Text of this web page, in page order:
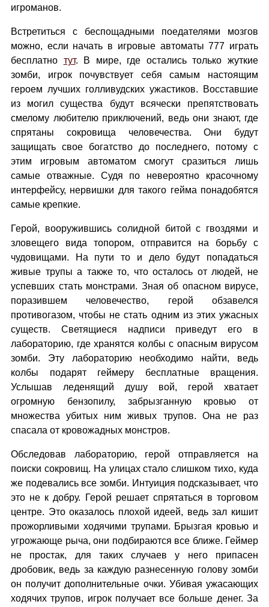
игроманов.
Встретиться с беспощадными поедателями мозгов
можно, если начать в игровые автоматы 777 играть
бесплатно тут. В мире, где остались только жуткие
зомби, игрок почувствует себя самым настоящим
героем лучших голливудских ужастиков. Восставшие
из могил существа будут всячески препятствовать
смелому любителю приключений, ведь они знают, где
спрятаны сокровища человечества. Они будут
защищать свое богатство до последнего, потому с
этим игровым автоматом смогут сразиться лишь
самые отважные. Судя по невероятно красочному
интерфейсу, нервишки для такого гейма понадобятся
самые крепкие.
Герой, вооружившись солидной битой с гвоздями и
зловещего вида топором, отправится на борьбу с
чудовищами. На пути то и дело будут попадаться
живые трупы а также то, что осталось от людей, не
успевших стать монстрами. Зная об опасном вирусе,
поразившем человечество, герой обзавелся
противогазом, чтобы не стать одним из этих ужасных
существ. Светящиеся надписи приведут его в
лабораторию, где хранятся колбы с опасным вирусом
зомби. Эту лабораторию необходимо найти, ведь
колбы подарят геймеру бесплатные вращения.
Услышав леденящий душу вой, герой хватает
огромную бензопилу, забрызганную кровью от
множества убитых ним живых трупов. Она не раз
спасала от кровожадных монстров.
Обследовав лабораторию, герой отправляется на
поиски сокровищ. На улицах стало слишком тихо, куда
же подевались все зомби. Интуиция подсказывает, что
это не к добру. Герой решает спрятаться в торговом
центре. Это оказалось плохой идеей, ведь зал кишит
прожорливыми ходячими трупами. Брызгая кровью и
угрожающе рыча, они подбираются все ближе. Геймер
не простак, для таких случаев у него припасен
дробовик, ведь за каждую разнесенную голову зомби
он получит дополнительные очки. Убивая ужасающих
ходячих трупов, игрок получает все больше денег. За